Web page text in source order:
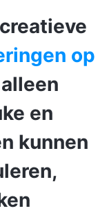
op
en
kunnen